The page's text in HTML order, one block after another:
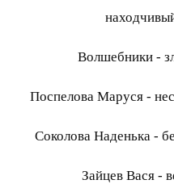
Волшебники -
Поспелова Маруся -
Соколова Наденька -
Зайцев Вася -